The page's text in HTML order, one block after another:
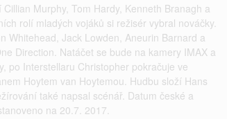
Murphy, Tom Hardy, Kenneth Branagh a
rolí mladých vojáků si režisér vybral nováčky.
Whitehead, Jack Lowden, Aneurin Barnard a
Direction. Natáčet se bude na kamery IMAX a
po Interstellaru Christopher pokračuje ve
Hoytem van Hoytemou. Hudbu složí Hans
také napsal scénář. Datum české a
na 20.7. 2017.